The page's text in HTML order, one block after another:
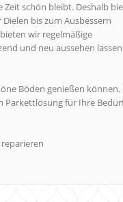
Zeit schön bleibt. Deshalb
bis zum Ausbessern
wir regelmäßige
und neu aussehen lassen
Böden genießen können.
Parkettlösung für Ihre